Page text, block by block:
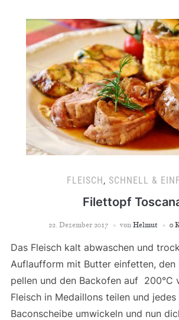
FLEISCH, SCHNELL &
Filettopf
22. Dezember 2017 von Helmut 0
Das Fleisch kalt abwaschen und
Auflaufform mit Butter einfetten, den
pellen und den Backofen auf 200°C
Fleisch in Medaillons teilen und
Baconscheibe umwickeln und nun